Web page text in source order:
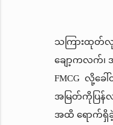
သကြားထုတ်လု
ချော့ကလက်၊
FMCG လို့ခေ
အမြတ်ကိုပြန်
အထိ ရောက်ရှိ